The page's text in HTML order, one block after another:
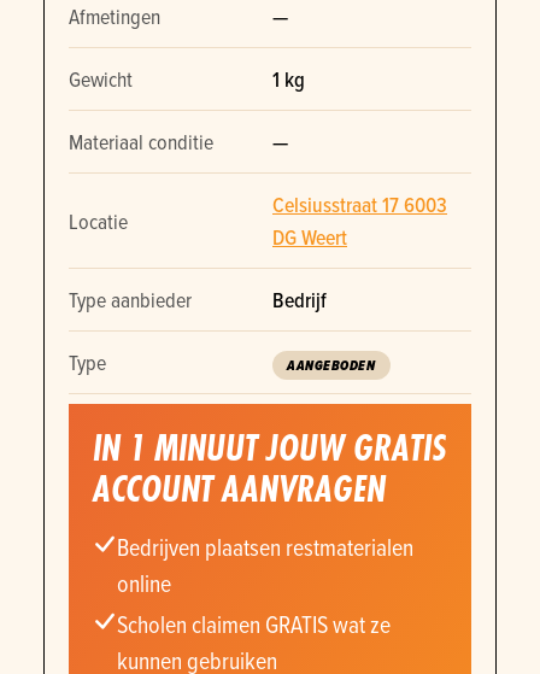
Afmetingen —
Gewicht 1 kg
Materiaal conditie —
Locatie
Celsiusstraat 17 6003
DG Weert
Type aanbieder Bedrijf
Type AANGEBODEN
IN 1 MINUUT JOUW GRATIS
ACCOUNT AANVRAGEN
Bedrijven plaatsen restmaterialen
online
Scholen claimen GRATIS wat ze
kunnen gebruiken